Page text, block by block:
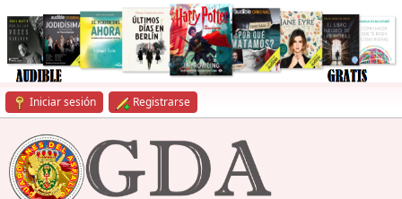
Iniciar sesión Registrarse